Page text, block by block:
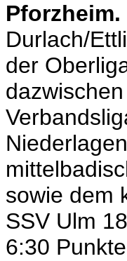
Pforzheim.
Durlach/
der
sowie dem
SSV Ulm
6:30